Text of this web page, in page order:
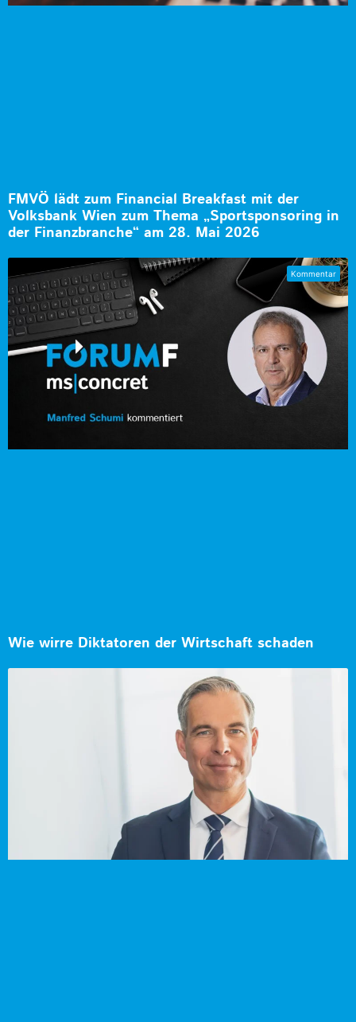
FMVÖ lädt zum Financial Breakfast mit der
Volksbank Wien zum Thema „Sportsponsoring in
der Finanzbranche“ am 28. Mai 2026
Wie wirre Diktatoren der Wirtschaft schaden